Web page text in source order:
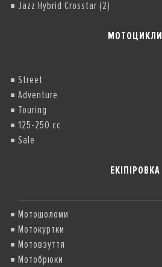
Jazz Hybrid Crosstar (2)
МОТОЦИКЛИ
Street
Adventure
Touring
125-250 cc
Sale
ЕКІПІРОВКА
Мотошоломи
Мотокуртки
Мотовзуття
Мотобрюки